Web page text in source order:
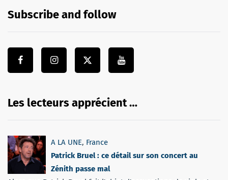
Subscribe and follow
Les lecteurs apprécient …
A LA UNE, France
Patrick Bruel : ce détail sur son concert au
Zénith passe mal